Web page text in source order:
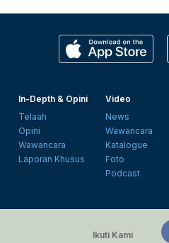
In-Depth & Opini
Telaah
Opini
Wawancara
Laporan Khusus
Video
News
Wawancara
Katalogue
Foto
Podcast
Ikuti Kami